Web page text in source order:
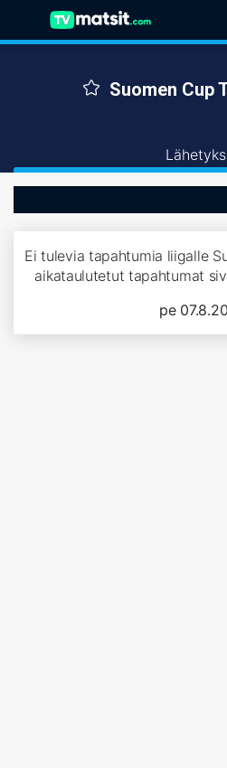
Suomen Cup
Ei tulevia tapahtumia liigalle
aikataulutetut tapahtumat
pe